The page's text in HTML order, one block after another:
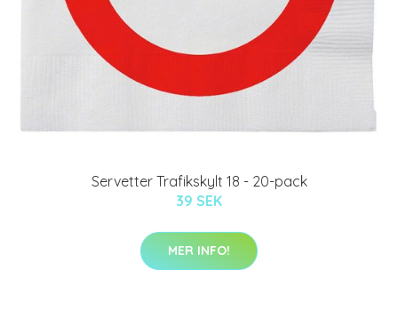
Servetter Trafikskylt 18 - 20-pack
39 SEK
MER INFO!